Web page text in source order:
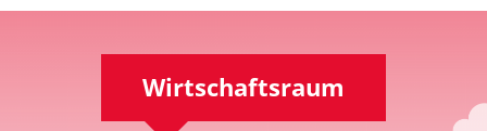
Wirtschaftsraum